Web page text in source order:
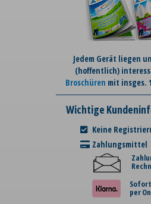
Jedem Gerät liegen
(hoffentlich)
Broschüren mit insges.
Wichtige
Keine
Zahlungsmittel
per